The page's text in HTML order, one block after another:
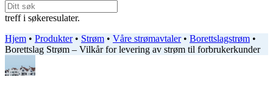
treff i søkeresulater.
Hjem • Produkter• Strøm • Våre strømavtaler• Borettslagstrøm •
Borettslag Strøm – Vilkår for levering av strøm til forbrukerkunder